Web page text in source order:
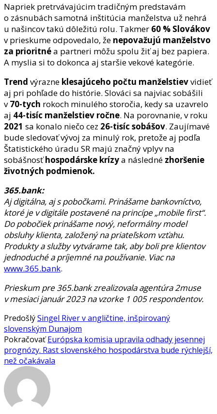
Napriek pretrvávajúcim tradičným predstavám
o zásnubách samotná inštitúcia manželstva už nehrá
u našincov takú dôležitú rolu. Takmer 60 % Slovákov
v prieskume odpovedalo, že nepovažujú manželstvo
za prioritnéa partneri môžu spolu žiť aj bez papiera.
A myslia si to dokonca aj staršie vekové kategórie.
Trend výrazne klesajúceho počtu manželstievvidieť
aj pri pohľade do histórie. Slováci sa najviac sobášili
v70-tych rokoch minulého storočia, kedy sa uzavrelo
aj 44-tisíc manželstiev ročne. Na porovnanie, v roku
2021 sa konalo niečo cez 26-tisíc sobášov. Zaujímavé
bude sledovať vývoj za minulý rok, pretože aj podľa
Štatistického úradu SR majú značný vplyv na
sobášnosťhospodárske krízya následné zhoršenie
životných podmienok.
365.bank:
Aj digitálna, aj s pobočkami. Prinášame bankovníctvo,
ktoré je v digitále postavené na princípe „mobile first“.
Do pobočiek prinášame nový, neformálny model
obsluhy klienta, založený na priateľskom vzťahu.
Produkty a služby vytvárame tak, aby boli pre klientov
jednoduché a príjemné na používanie. Viac na
www.365.bank.
Prieskum pre 365.bank zrealizovala agentúra 2muse
v mesiaci január 2023 na vzorke 1 005 respondentov.
PredošlýSingel River v angličtine, inšpirovaný
slovenským Dunajom
Pokračovať Európska komisia upravila odhady jesennej
prognózy. Rast slovenského hospodárstva bude rýchlejší,
než očakávala